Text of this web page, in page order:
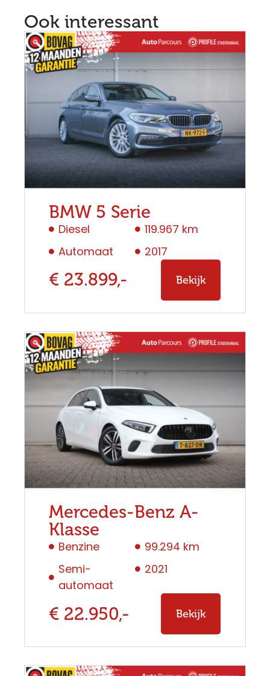
Ook interessant
BMW 5 Serie
Diesel
Automaat
119.967 km
2017
€ 23.899,- Bekijk
Mercedes-Benz A-
Klasse
Benzine
Semi-
automaat
99.294 km
2021
€ 22.950,- Bekijk